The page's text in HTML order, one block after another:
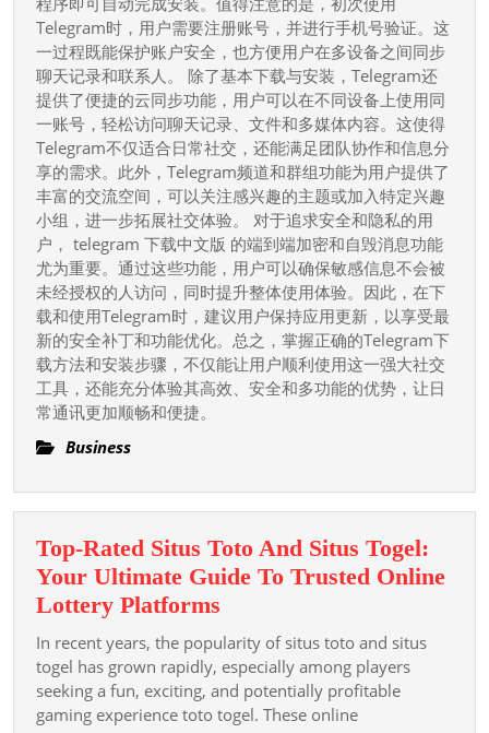
巧，
让
你
的
聊
天
体
验
更
顺
畅、
更
高
效
的
指
Telegram时，用户需要注册账号，并进行手机号验证。这
一过程既能保护账户安全，也方便用户在多设备之间同步
聊天记录和联系人。 除了基本下载与安装，Telegram还
提供了便捷的云同步功能，用户可以在不同设备上使用同
一账号，轻松访问聊天记录、文件和多媒体内容。这使得
Telegram不仅适合日常社交，还能满足团队协作和信息分
享的需求。此外，Telegram频道和群组功能为用户提供了
丰富的交流空间，可以关注感兴趣的主题或加入特定兴趣
小组，进一步拓展社交体验。 对于追求安全和隐私的用
户， telegram 下载中文版 的端到端加密和自毁消息功能
尤为重要。通过这些功能，用户可以确保敏感信息不会被
未经授权的人访问，同时提升整体使用体验。因此，在下
载和使用Telegram时，建议用户保持应用更新，以享受最
新的安全补丁和功能优化。总之，掌握正确的Telegram下
载方法和安装步骤，不仅能让用户顺利使用这一强大社交
工具，还能充分体验其高效、安全和多功能的优势，让日
常通讯更加顺畅和便捷。
Business
Top-Rated Situs Toto And Situs Togel:
Your Ultimate Guide To Trusted Online
Lottery Platforms
Rated
Situs
Toto
And
In recent years, the popularity of situs toto and situs
togel has grown rapidly, especially among players
seeking a fun, exciting, and potentially profitable
gaming experience toto togel. These online